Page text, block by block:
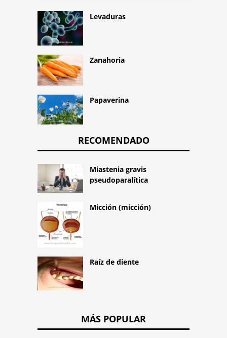
Levaduras
Zanahoria
Papaverina
RECOMENDADO
Miastenia gravis
pseudoparalítica
Micción (micción)
Raíz de diente
MÁS POPULAR